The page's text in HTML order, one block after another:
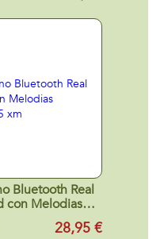
Bluetooth Real
con Melodias
xm28,95 €